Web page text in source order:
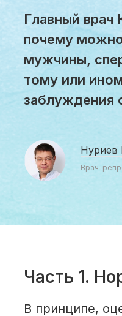
Главный врач
почему
мужчины,
тому или
заблуждения
Нуриев
Врач-
Часть 1.
В принципе,